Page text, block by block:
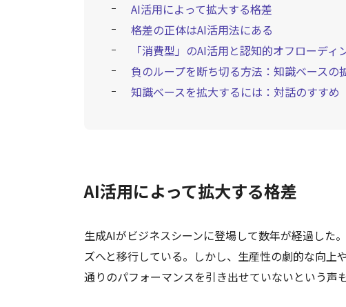
AI活用によって拡大する格差
格差の正体はAI活用法にある
「消費型」のAI活用と認知的オフローディ
負のループを断ち切る方法：知識ベースの
知識ベースを拡大するには：対話のすすめ
AI活用によって拡大する格差
生成AIがビジネスシーンに登場して数年が経過した
ズへと移行している。しかし、生産性の劇的な向
通りのパフォーマンスを引き出せていないという声